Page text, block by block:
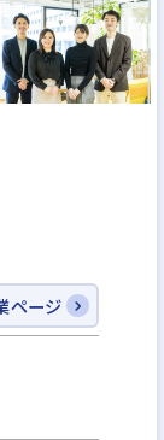
はいます。ど
可能性を追
題に挑み続
ず、⼈の生
」に社名変更
ページ